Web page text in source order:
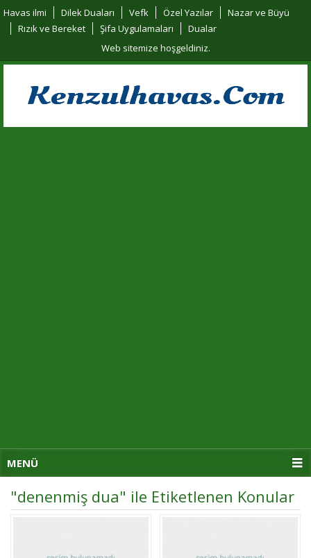
Havas ilmi Dilek Duaları Vefk Özel Yazılar
Nazar ve Büyü
Rızık ve Bereket
Şifa Uygulamaları
Dualar
Web sitemize hoşgeldiniz.
MENÜ
"denenmiş dua" ile Etiketlenen Konular